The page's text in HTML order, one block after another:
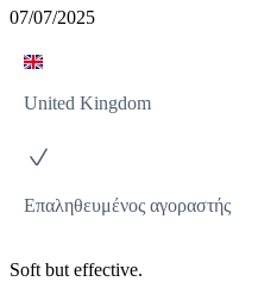
07/07/2025
United Kingdom
Επαληθευμένος αγοραστής
Soft but effective.